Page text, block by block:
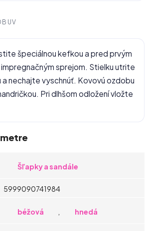
špeciálnou kefkou a pred prvým
sprejom. Stielku utrite
a nechajte vyschnúť. Kovovú ozdobu
Pri dlhšom odložení vložte
Šľapky a sandále
5999090741984
béžová hnedá